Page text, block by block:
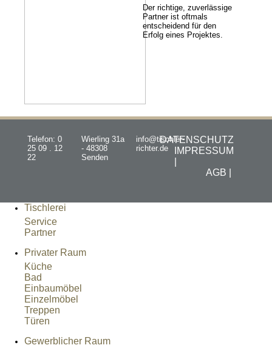
Der richtige, zuverlässige
Partner ist oftmals
entscheidend für den
Erfolg eines Projektes.
Telefon: 0
25 09 . 12
22
Wierling 31a
- 48308
Senden
info@tischler-
richter.de
DATENSCHUTZ
IMPRESSUM
AGB |
Tischlerei
Service
Partner
Privater Raum
Küche
Bad
Einbaumöbel
Einzelmöbel
Treppen
Türen
Gewerblicher Raum